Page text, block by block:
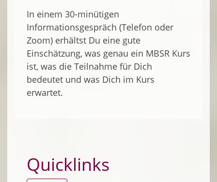
In einem 30-minütigen
Informationsgespräch (Telefon oder
Zoom) erhältst Du eine gute
Einschätzung, was genau ein MBSR Kurs
ist, was die Teilnahme für Dich
bedeutet und was Dich im Kurs
erwartet.
Quicklinks